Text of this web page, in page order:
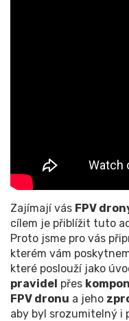
Zajímají vás FPV
cílem je přiblížit tuto
Proto jsme pro vás
kterém vám
které poslouží jako
pravidel přes
FPV dronu a jeho
aby byl srozumitelný i